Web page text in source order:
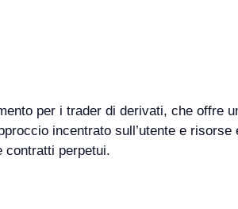
per i trader di derivati, che offre
incentrato sull’utente e
contratti perpetui.